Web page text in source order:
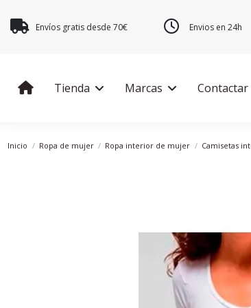
Envíos gratis desde 70€ Envios en 24h
Tienda Marcas Contactar
Inicio Ropa de mujer Ropa interior de mujer Camisetas